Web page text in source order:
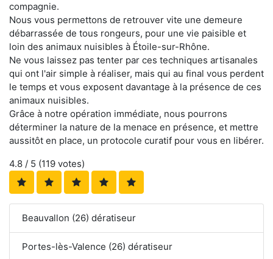
compagnie.
Nous vous permettons de retrouver vite une demeure
débarrassée de tous rongeurs, pour une vie paisible et
loin des animaux nuisibles à Étoile-sur-Rhône.
Ne vous laissez pas tenter par ces techniques artisanales
qui ont l'air simple à réaliser, mais qui au final vous perdent
le temps et vous exposent davantage à la présence de ces
animaux nuisibles.
Grâce à notre opération immédiate, nous pourrons
déterminer la nature de la menace en présence, et mettre
aussitôt en place, un protocole curatif pour vous en libérer.
4.8 / 5 (119 votes)
Beauvallon (26) dératiseur
Portes-lès-Valence (26) dératiseur